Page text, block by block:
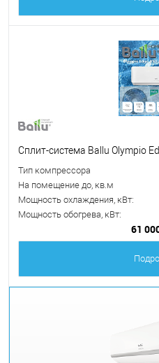
Сплит-система Ballu Olympio
Тип компрессора
На помещение до, кв.м
Мощность охлаждения, кВт:
Мощность обогрева, кВт:
61